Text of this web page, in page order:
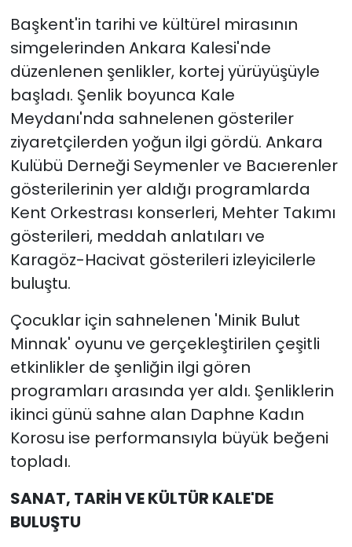
Başkent'in tarihi ve kültürel mirasının
simgelerinden Ankara Kalesi'nde
düzenlenen şenlikler, kortej yürüyüşüyle
başladı. Şenlik boyunca Kale
Meydanı'nda sahnelenen gösteriler
ziyaretçilerden yoğun ilgi gördü. Ankara
Kulübü Derneği Seymenler ve Bacıerenler
gösterilerinin yer aldığı programlarda
Kent Orkestrası konserleri, Mehter Takımı
gösterileri, meddah anlatıları ve
Karagöz-Hacivat gösterileri izleyicilerle
buluştu.
Çocuklar için sahnelenen 'Minik Bulut
Minnak' oyunu ve gerçekleştirilen çeşitli
etkinlikler de şenliğin ilgi gören
programları arasında yer aldı. Şenliklerin
ikinci günü sahne alan Daphne Kadın
Korosu ise performansıyla büyük beğeni
topladı.
SANAT, TARİH VE KÜLTÜR KALE'DE
BULUŞTU